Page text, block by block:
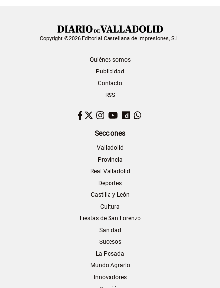
Copyright ©2026 Editorial Castellana de Impresiones, S.L.
Quiénes somos
Publicidad
Contacto
RSS
Facebook
TwitterInstagram
YouTubeDailymotion
Secciones
Valladolid
Provincia
Real Valladolid
Deportes
Castilla y León
Cultura
Fiestas de San Lorenzo
Sanidad
Sucesos
La Posada
Mundo Agrario
Innovadores